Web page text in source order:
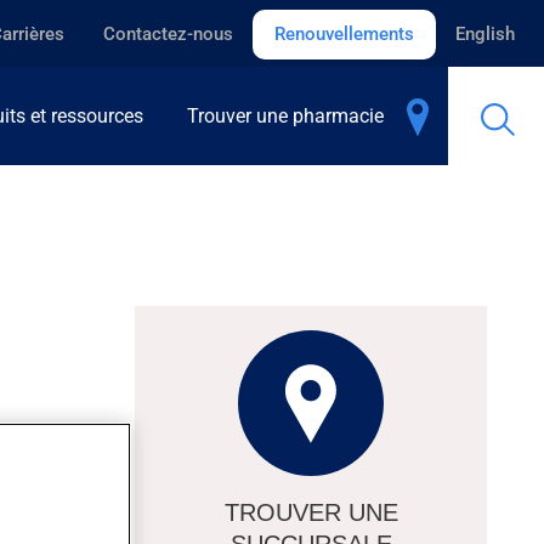
Contactez-nous Renouvellements English
et ressources Trouver une pharmacie
se
les
TROUVER UNE